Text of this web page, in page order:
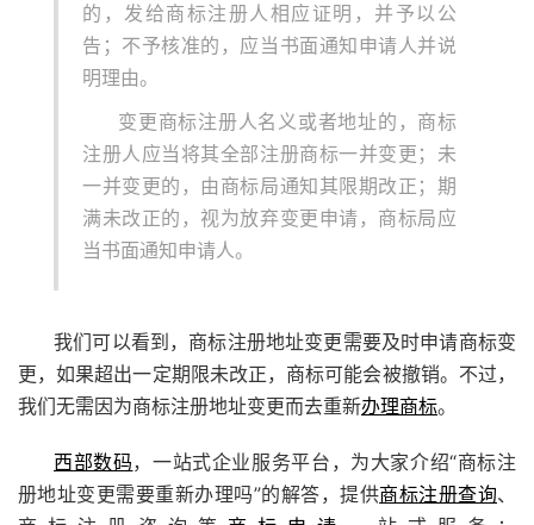
的，发给商标注册人相应证明，并予以公
告；不予核准的，应当书面通知申请人并说
明理由。
变更商标注册人名义或者地址的，商标
注册人应当将其全部注册商标一并变更；未
一并变更的，由商标局通知其限期改正；期
满未改正的，视为放弃变更申请，商标局应
当书面通知申请人。
我们可以看到，商标注册地址变更需要及时申请商标变
更，如果超出一定期限未改正，商标可能会被撤销。不过，
我们无需因为商标注册地址变更而去重新办理商标。
西部数码，一站式企业服务平台，为大家介绍“商标注
册地址变更需要重新办理吗”的解答，提供商标注册查询、